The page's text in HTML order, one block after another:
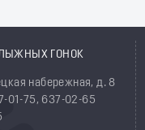
ЛЫЖНЫХ ГОНОК
набережная, д. 8
01-75, 637-02-65